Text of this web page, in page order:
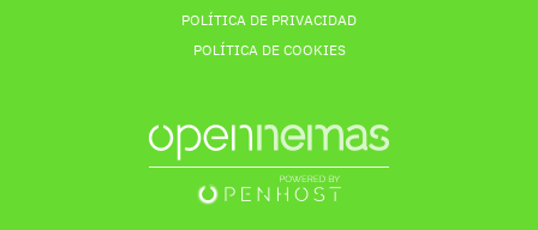
POLÍTICA DE PRIVACIDAD
POLÍTICA DE COOKIES